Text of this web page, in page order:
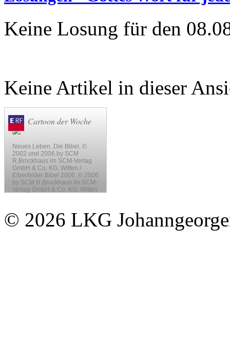
Keine Losung für den
Keine Artikel in dieser
© 2026 LKG